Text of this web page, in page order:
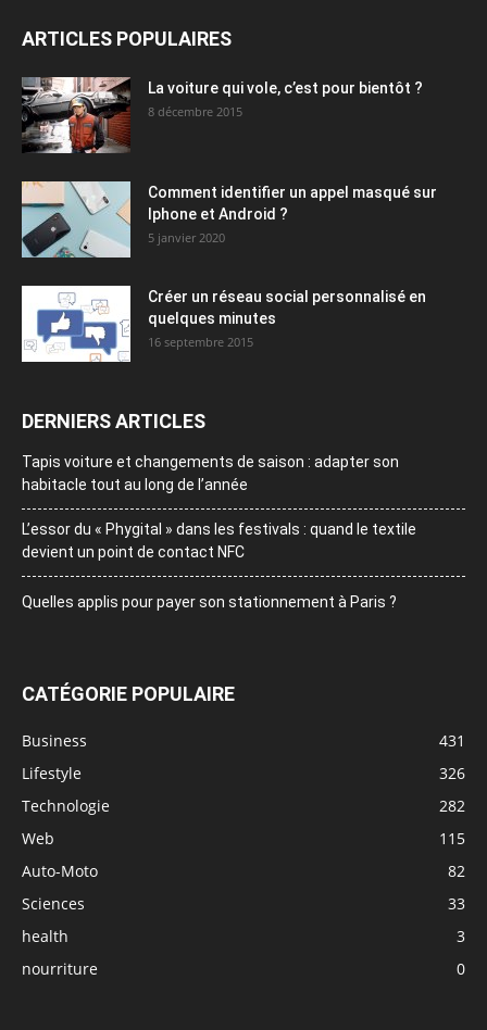
ARTICLES POPULAIRES
La voiture qui vole, c’est pour bientôt ?
8 décembre 2015
Comment identifier un appel masqué sur
Iphone et Android ?
5 janvier 2020
Créer un réseau social personnalisé en
quelques minutes
16 septembre 2015
DERNIERS ARTICLES
Tapis voiture et changements de saison : adapter son
habitacle tout au long de l’année
L’essor du « Phygital » dans les festivals : quand le textile
devient un point de contact NFC
Quelles applis pour payer son stationnement à Paris ?
CATÉGORIE POPULAIRE
Business
431
Lifestyle
326
Technologie
282
Web
115
Auto-Moto
82
Sciences
33
health
3
nourriture
0